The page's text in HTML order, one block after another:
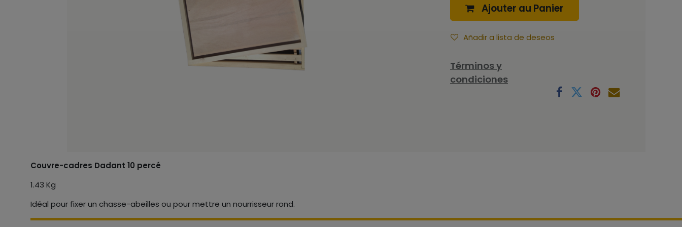
Ajouter au Panier
Añadir a lista de deseos
Términos y
condiciones
Couvre-cadres Dadant 10 percé
1.43 Kg
Idéal pour fixer un chasse-abeilles ou pour mettre un nourrisseur rond.